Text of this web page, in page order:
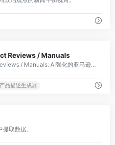
Reviews / Manuals
AI Amazon Product Reviews / Manuals: AI强化的亚马逊产品评论和简化的用户手册。
品描述生成器
取数据。